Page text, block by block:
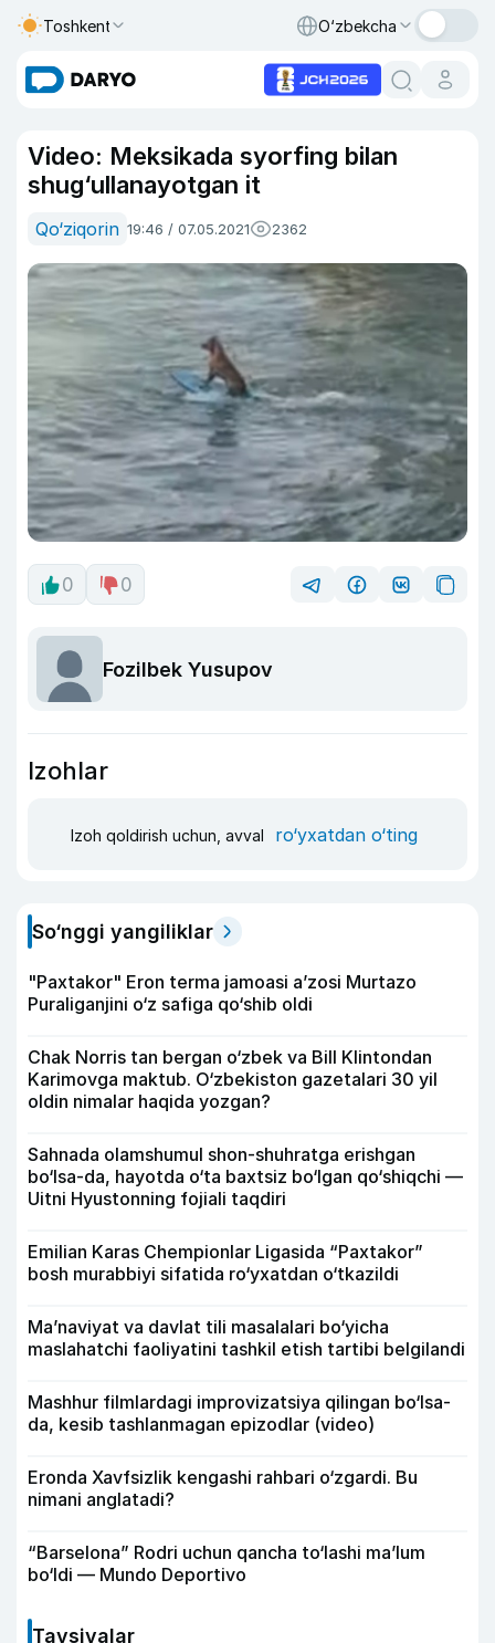
Toshkent O‘zbekcha
Video: Meksikada syorfing bilan
shug‘ullanayotgan it
Qo‘ziqorin 19:46 / 07.05.2021 2362
0 0
Fozilbek Yusupov
Izohlar
Izoh qoldirish uchun, avval ro‘yxatdan o‘ting
So‘nggi yangiliklar
"Paxtakor" Eron terma jamoasi a’zosi Murtazo
Puraliganjini o‘z safiga qo‘shib oldi
Chak Norris tan bergan o‘zbek va Bill Klintondan
Karimovga maktub. O‘zbekiston gazetalari 30 yil
oldin nimalar haqida yozgan?
Sahnada olamshumul shon-shuhratga erishgan
bo‘lsa-da, hayotda o‘ta baxtsiz bo‘lgan qo‘shiqchi —
Uitni Hyustonning fojiali taqdiri
Emilian Karas Chempionlar Ligasida “Paxtakor”
bosh murabbiyi sifatida ro‘yxatdan o‘tkazildi
Ma’naviyat va davlat tili masalalari bo‘yicha
maslahatchi faoliyatini tashkil etish tartibi belgilandi
Mashhur filmlardagi improvizatsiya qilingan bo‘lsa-
da, kesib tashlanmagan epizodlar (video)
Eronda Xavfsizlik kengashi rahbari o‘zgardi. Bu
nimani anglatadi?
“Barselona” Rodri uchun qancha to‘lashi ma’lum
bo‘ldi — Mundo Deportivo
Tavsiyalar